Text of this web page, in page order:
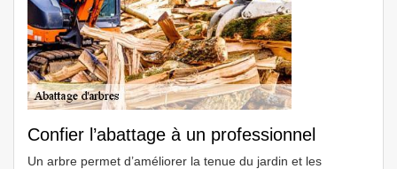
Confier l’abattage à un professionnel
Un arbre permet d’améliorer la tenue du jardin et les